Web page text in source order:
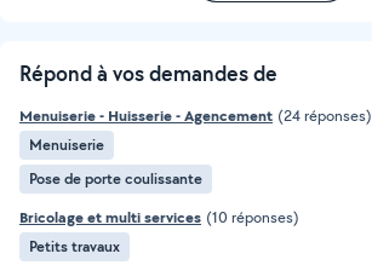
Répond à vos demandes de
Menuiserie - Huisserie - Agencement (24 réponses)
Menuiserie
Pose de porte coulissante
Bricolage et multi services (10 réponses)
Petits travaux